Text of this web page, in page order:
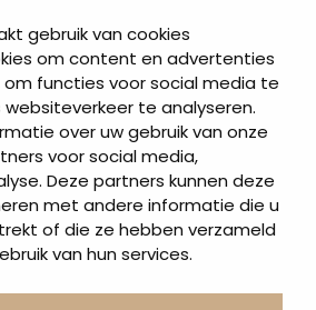
gebruik van cookies
om content en advertenties
om functies voor social media te
te analyseren.
over uw gebruik van onze
voor social media,
Deze partners kunnen deze
met andere informatie die u
of die ze hebben verzameld
van hun services.